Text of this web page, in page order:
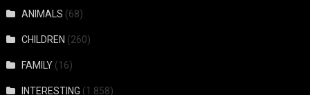
ANIMALS (68)
CHILDREN (260)
FAMILY (16)
INTERESTING (1 858)